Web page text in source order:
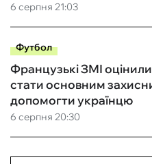
6 серпня 21:03
Футбол
6 серпня 20:30
Французькі ЗМІ
стати основним
допомогти українцю